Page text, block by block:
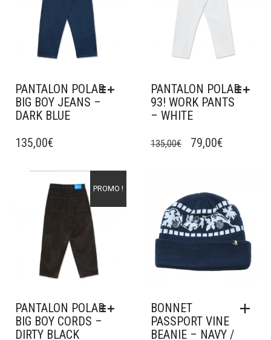
PANTALON POLAR
BIG BOY JEANS –
DARK BLUE
PRODUIT
PLUSIEURS
VARIATIONS.
OPTIONS
PEUVENT
CHOISIES
DU
PRODUIT
135,00€
PANTALON POLAR
93! WORK PANTS
– WHITE
PRODUIT
OPTIONS
PEUVENT
ÊTRE
CHOISIES
SUR
DU
PRODUIT
135,00€
LE
ÉTAIT :
135,00€.
79,00€LE
EST :
79,00€.
Ajouter à mes favorisPROMO !
PANTALON POLAR
BIG BOY CORDS –
DIRTY BLACK
BONNET
PASSPORT VINE
BEANIE – NAVY /